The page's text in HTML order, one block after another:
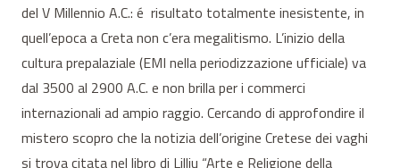
del V Millennio A.C.: é risultato totalmente inesistente, in
quell’epoca a Creta non c’era megalitismo. L’inizio della
cultura prepalaziale (EMI nella periodizzazione ufficiale) va
dal 3500 al 2900 A.C. e non brilla per i commerci
internazionali ad ampio raggio. Cercando di approfondire il
mistero scopro che la notizia dell’origine Cretese dei vaghi
si trova citata nel libro di Lilliu “Arte e Religione della